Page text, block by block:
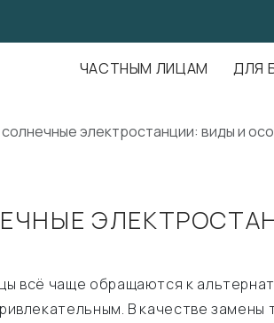
ЧАСТНЫМ ЛИЦАМ ДЛЯ
электростанции: виды и
всё чаще обращаются к
В качестве